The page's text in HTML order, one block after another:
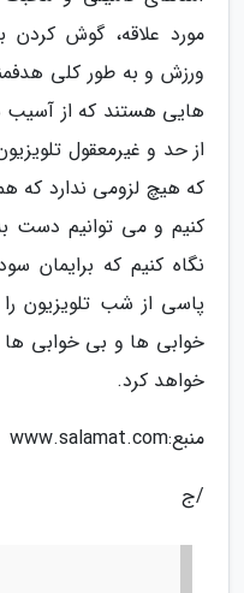
مورد علاقه، گوش کردن
ورزش و به طور کلی
هایی هستند که از آسیب
از حد و غیرمعقول
که هیچ لزومی ندارد که
کنیم و می توانیم دست
نگاه کنیم که برایمان
پاسی از شب تلویزیون
خوابی ها و بی خوابی
خواهد کرد.
منبع:www.salamat.com
/ج